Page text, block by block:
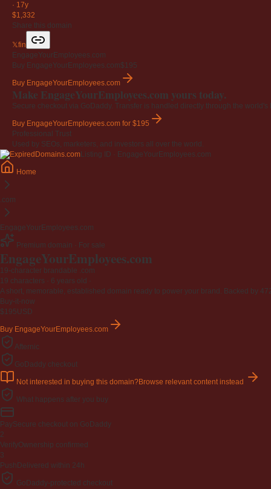
· 17y
$1,332
Share this domain
𝕏fin
EngageYourEmployees.com
Buy EngageYourEmployees.com$195
Buy EngageYourEmployees.com
Make EngageYourEmployees.com yours today.
Secure checkout via GoDaddy. Transfer is handled directly through the world's
Buy EngageYourEmployees.com for $195
Professional Trust
Used by SEOs, marketers, and investors all over the world.
Listing ID · EngageYourEmployees.com
Home
.com
EngageYourEmployees.com
Premium domain · For sale
EngageYourEmployees.com
19-character brandable .com
19 characters · 6 years old
A short, memorable, established domain ready to power your brand. Backed by
Buy-it-now
$195USD
Buy EngageYourEmployees.com
Afternic
GoDaddy checkout
Not interested in buying this domain?Browse relevant content instead
What happens after you buy
PaySecure checkout on GoDaddy
2
VerifyOwnership confirmed
3
Push Delivered within 24h
GoDaddy-protected checkout